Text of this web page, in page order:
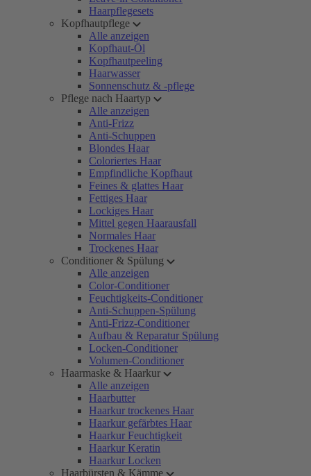
Haarpflegesets
Kopfhautpflege
Alle anzeigen
Kopfhaut-Öl
Kopfhautpeeling
Haarwasser
Sonnenschutz & -pflege
Pflege nach Haartyp
Alle anzeigen
Anti-Frizz
Anti-Schuppen
Blondes Haar
Coloriertes Haar
Empfindliche Kopfhaut
Feines & glattes Haar
Fettiges Haar
Lockiges Haar
Mittel gegen Haarausfall
Normales Haar
Trockenes Haar
Conditioner & Spülung
Alle anzeigen
Color-Conditioner
Feuchtigkeits-Conditioner
Anti-Schuppen-Spülung
Anti-Frizz-Conditioner
Aufbau & Reparatur Spülung
Locken-Conditioner
Volumen-Conditioner
Haarmaske & Haarkur
Alle anzeigen
Haarbutter
Haarkur trockenes Haar
Haarkur gefärbtes Haar
Haarkur Feuchtigkeit
Haarkur Keratin
Haarkur Locken
Haarbürsten & Kämme